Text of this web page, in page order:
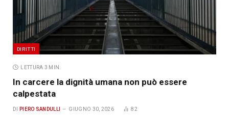
DIRITTI
LETTURA 3 MIN.
In carcere la dignità umana non può essere
calpestata
DI PIERO SANDULLI GIUGNO 30, 2026 82